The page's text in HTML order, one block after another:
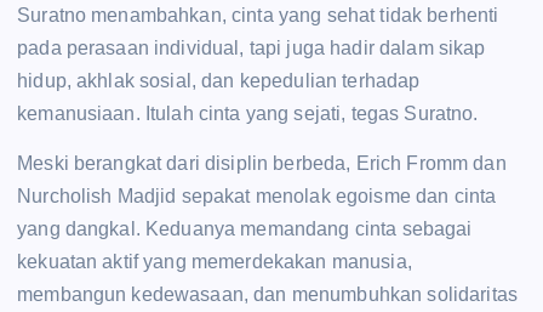
Suratno menambahkan, cinta yang sehat tidak berhenti
pada perasaan individual, tapi juga hadir dalam sikap
hidup, akhlak sosial, dan kepedulian terhadap
kemanusiaan. Itulah cinta yang sejati, tegas Suratno.
Meski berangkat dari disiplin berbeda, Erich Fromm dan
Nurcholish Madjid sepakat menolak egoisme dan cinta
yang dangkal. Keduanya memandang cinta sebagai
kekuatan aktif yang memerdekakan manusia,
membangun kedewasaan, dan menumbuhkan solidaritas